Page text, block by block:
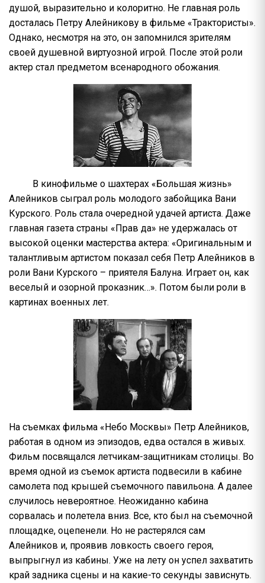
душой, выразительно и колоритно. Не главная роль
досталась Петру Алейникову в фильме «Трактористы».
Однако, несмотря на это, он запомнился зрителям
своей душевной виртуозной игрой. После этой роли
актер стал предметом всенародного обожания.
В кинофильме о шахтерах «Большая жизнь»
Алейников сыграл роль молодого забойщика Вани
Курского. Роль стала очередной удачей артиста. Даже
главная газета страны «Прав да» не удержалась от
высокой оценки мастерства актера: «Оригинальным и
талантливым артистом показал себя Петр Алейников в
роли Вани Курского – приятеля Балуна. Играет он, как
веселый и озорной проказник…». Потом были роли в
картинах военных лет.
На съемках фильма «Небо Москвы» Петр Алейников,
работая в одном из эпизодов, едва остался в живых.
Фильм посвящался летчикам-защитникам столицы. Во
время одной из съемок артиста подвесили в кабине
самолета под крышей съемочного павильона. А далее
случилось невероятное. Неожиданно кабина
сорвалась и полетела вниз. Все, кто был на съемочной
площадке, оцепенели. Но не растерялся сам
Алейников и, проявив ловкость своего героя,
выпрыгнул из кабины. Уже на лету он успел захватить
край задника сцены и на какие-то секунды зависнуть.